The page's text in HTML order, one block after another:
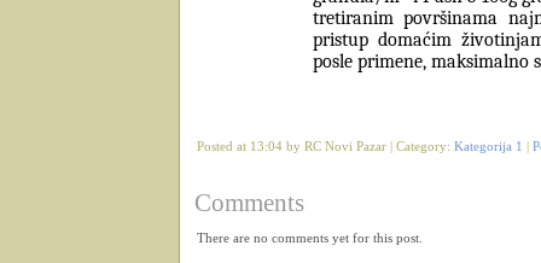
tretiranim površinama
pristup domaćim
posle primene, maksimalno
Posted at 13:04 by RC Novi Pazar | Category: Kategorija 1
Comments
There are no comments yet for this post.